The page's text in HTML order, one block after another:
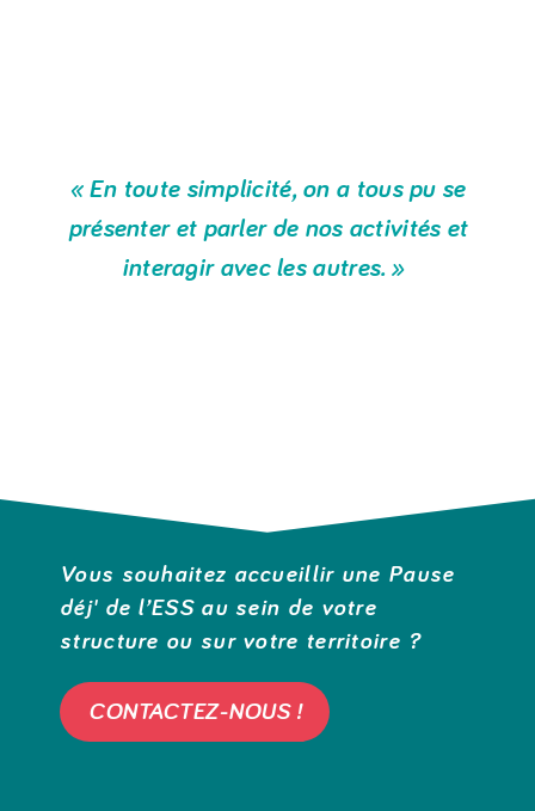
« En toute simplicité, on a tous pu se
présenter et parler de nos activités et
interagir avec les autres. »
Vous souhaitez accueillir une Pause
déj' de l’ESS au sein de votre
structure ou sur votre territoire ?
CONTACTEZ-NOUS !